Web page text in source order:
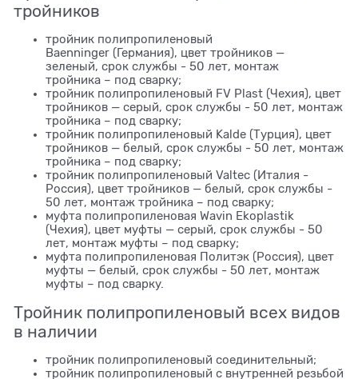
тройников
тройник полипропиленовый ​
Baenninger (Германия), цвет тройников —
зеленый, срок службы - 50 лет, монтаж
тройника – под сварку;
тройник полипропиленовый FV Plast (Чехия), цвет
тройников — серый, срок службы - 50 лет, монтаж
тройника – под сварку;
тройник полипропиленовый ​Kalde (Турция), цвет
тройников — белый, срок службы - 50 лет, монтаж
тройника – под сварку;
тройник полипропиленовый ​Valtec (Италия -
Россия), цвет тройников — белый, срок службы -
50 лет, монтаж тройника – под сварку;
муфта полипропиленовая Wavin Ekoplastik
(Чехия), цвет муфты — серый, срок службы - 50
лет, монтаж муфты – под сварку;
муфта полипропиленовая ​Политэк (Россия), цвет
муфты — белый, срок службы - 50 лет, монтаж
муфты – под сварку.
Тройник полипропиленовый всех видов
в наличии
тройник полипропиленовый соединительный;
тройник полипропиленовый с внутренней резьбой